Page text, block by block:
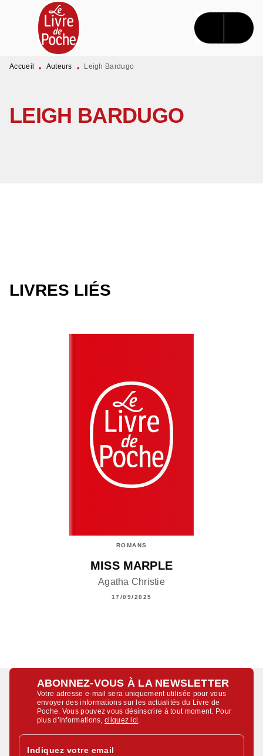
MENU RECHERCHE CONTENU
PIED DE PAGE
Accueil • Auteurs • Leigh Bardugo
LEIGH BARDUGO
LIVRES LIÉS
ROMANS
MISS MARPLE
Agatha Christie
17/09/2025
ABONNEZ-VOUS À LA NEWSLETTER
Votre adresse e-mail sera uniquement utilisée pour vous
envoyer des informations sur les actualités du Livre de
Poche. Vous pouvez vous désinscrire à tout moment. Pour
plus d’informations,cliquez ici
Indiquez votre email